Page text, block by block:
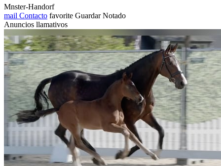
Mnster-Handorf
mail Contacto favorite Guardar Notado
Anuncios llamativos